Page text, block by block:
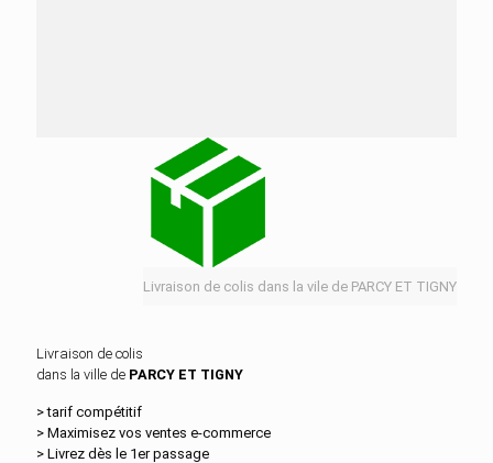
Livraison de colis dans la vile de PARCY ET TIGNY
Livraison de colis
dans la ville de PARCY ET TIGNY
> tarif compétitif
> Maximisez vos ventes e‑commerce
> Livrez dès le 1er passage